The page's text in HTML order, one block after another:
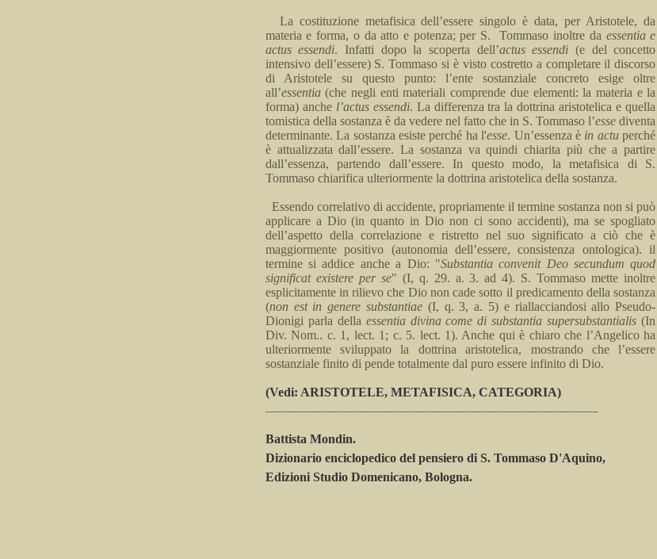
La costituzione metafisica dell’essere singolo è data, per Aristotele, da
materia e forma, o da atto e potenza; per S. Tommaso inoltre da essentia e
actus essendi.Infatti dopo la scoperta dell’actus essendi (e del concetto
intensivo dell’essere) S. Tommaso si è visto costretto a completare il discorso
di Aristotele su questo punto: l’ente sostanziale concreto esige oltre
all’essentia (che negli enti materiali comprende due elementi: la materia e la
forma) anche l’actus essendi. La differenza tra la dottrina aristotelica e quella
tomistica della sostanza è da vedere nel fatto che in S. Tommasol’esse diventa
determinante. La sostanza esiste perché ha l'esse. Un’essenza è in actu perché
è attualizzata dall’essere. La sostanza va quindi chiarita più chea partire
dall’essenza, partendo dall’essere. In questo modo, la metafisica di S.
Tommaso chiarifica ulteriormente la dottrina aristotelica della sostanza.
Essendo correlativo di accidente, propriamente il termine sostanza non si può
applicare a Dio (in quanto in Dio non ci sono accidenti), ma se spogliato
dell’aspetto della correlazione e ristretto nel suo significato a ciò che è
maggiormente positivo (autonomia dell’essere, consistenza ontologica). il
termine si addice anche a Dio: "Substantia convenitDeo secundum quod
significat existereper se" (I, q. 29. a. 3.ad 4). S. Tommaso mette inoltre
esplicitamente in rilievo che Dio non cade sotto il predicamentodella sostanza
(non est in genere substantiae (I, q.3,a. 5) e riallacciandosi alloPseudo-
Dionigi parla della essentiadivinacome disubstantia supersubstantialis (In
Div. Nom.. c. 1, lect. 1; c. 5. lect. 1). Anche qui è chiaro che l’Angelicoha
ulteriormente sviluppato la dottrina aristotelica, mostrando che l’essere
sostanziale finito di pende totalmente dal puro essere infinito di Dio.
(Vedi: ARISTOTELE, METAFISICA, CATEGORIA)
Battista Mondin.
Dizionario enciclopedico del pensiero di S. Tommaso D'Aquino,
Edizioni Studio Domenicano, Bologna.